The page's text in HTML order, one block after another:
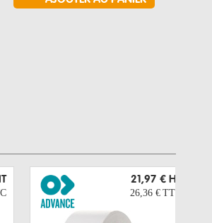
21,97 € HT
26,36 € TTC